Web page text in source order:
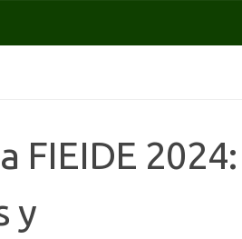
FIEIDE 2024:
y